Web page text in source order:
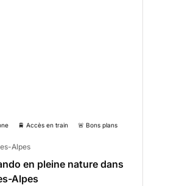
🚆 Accès en train 🚨 Bons plans
Alpes
en pleine nature dans
Alpes